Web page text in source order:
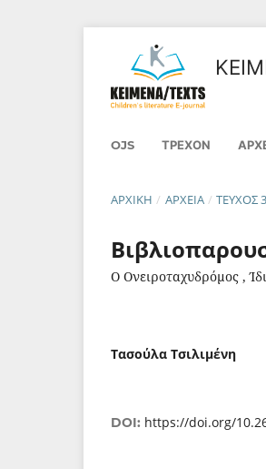
OJS ΤΡΈΧΟΝ
ΑΡΧΙΚΉ / ΑΡΧΕΊΑ / ΤΕΎΧΟΣ
Ο Ονειροταχυδρόμος ,
Τασούλα Τσιλιμένη
DOI: https://doi.org/